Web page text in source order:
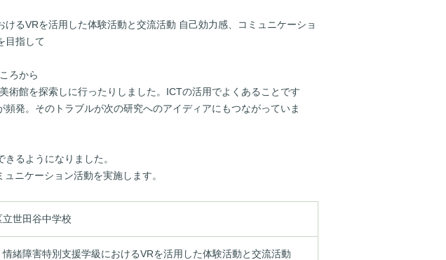
けるVRを活用した体験活動と交流活動 自己効力感、コミュニケーショ
目指して
ろから
術館を探索しに行ったりしました。ICTの活用でよくあることです
発。そのトラブルが次の研究へのアイディアにもつながっていま
るようになりました。
ニケーション活動を実施します。
立世田谷中学校
情緒障害特別支援学級におけるVRを活用した体験活動と交流活動